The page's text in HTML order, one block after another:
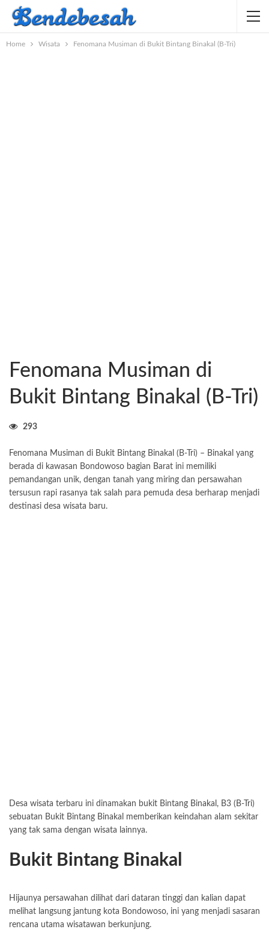
Home Wisata Fenomana Musiman di Bukit Bintang Binakal (B-Tri)
Fenomana Musiman di
Bukit Bintang Binakal (B-Tri)
293
Fenomana Musiman di Bukit Bintang Binakal (B-Tri) – Binakal yang
berada di kawasan Bondowoso bagian Barat ini memiliki
pemandangan unik, dengan tanah yang miring dan persawahan
tersusun rapi rasanya tak salah para pemuda desa berharap menjadi
destinasi desa wisata baru.
Desa wisata terbaru ini dinamakan bukit Bintang Binakal, B3 (B-Tri)
sebuatan Bukit Bintang Binakal memberikan keindahan alam sekitar
yang tak sama dengan wisata lainnya.
Bukit Bintang Binakal
Hijaunya persawahan dilihat dari dataran tinggi dan kalian dapat
melihat langsung jantung kota Bondowoso, ini yang menjadi sasaran
rencana utama wisatawan berkunjung.